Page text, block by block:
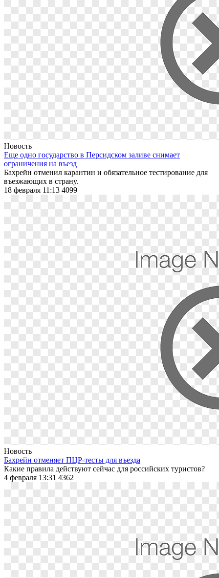
Новость
Еще одно государство в Персидском заливе снимает
ограничения на въезд
Бахрейн отменил карантин и обязательное тестирование для
въезжающих в страну.
18 февраля 11:13 4099
Новость
Бахрейн отменяет ПЦР-тесты для въезда
Какие правила действуют сейчас для российских туристов?
4 февраля 13:31 4362